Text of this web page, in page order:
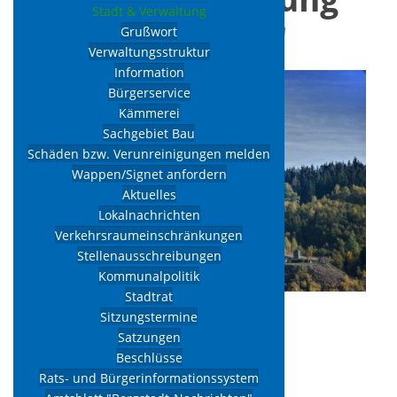
Stadt & Verwaltung
Grußwort
Verwaltungsstruktur
Information
Bürgerservice
Kämmerei
Sachgebiet Bau
Schäden bzw. Verunreinigungen melden
Wappen/Signet anfordern
Aktuelles
Lokalnachrichten
Verkehrsraumeinschränkungen
Stellenausschreibungen
Kommunalpolitik
Stadtrat
Sitzungstermine
Satzungen
Beschlüsse
Rats- und Bürgerinformationssystem
"Zinn und Sein"
30.01.2025 10:00
Zinngrube
Ehrenfriedersdorf